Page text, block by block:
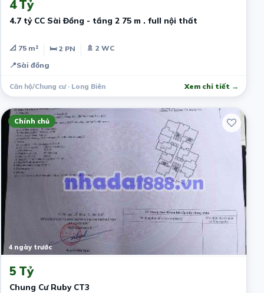
4 Tỷ
4.7 tỷ CC Sài Đồng - tầng 2 75 m . full nội thất
📐 75 m² 🛏 2 PN
🚿 2 WC
📍Sài đồng
Căn hộ/Chung cư · Long Biên Xem chi tiết →
Chính chủ
4 ngày trước
5 Tỷ
Chung Cư Ruby CT3